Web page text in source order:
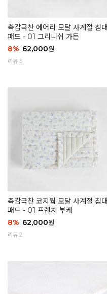
촉감극찬 에어리 모달 사계절 침대
패드 - 01 그리니쉬 가든
8% 62,000원
리뷰 5
촉감극찬 코지웜 모달 사계절 침대
패드 - 01 프렌치 부케
8% 62,000원
리뷰 2